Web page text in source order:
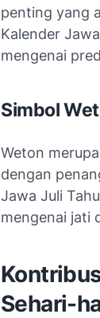
penting yang
Kalender
mengenai
Simbol
Weton
dengan
Jawa Juli
mengenai jati
Sehari-